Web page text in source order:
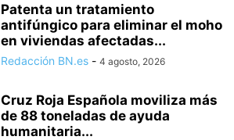
Patenta un tratamiento
antifúngico para eliminar el moho
en viviendas afectadas...
Redacción BN.es - 4 agosto, 2026
Cruz Roja Española moviliza más
de 88 toneladas de ayuda
humanitaria...